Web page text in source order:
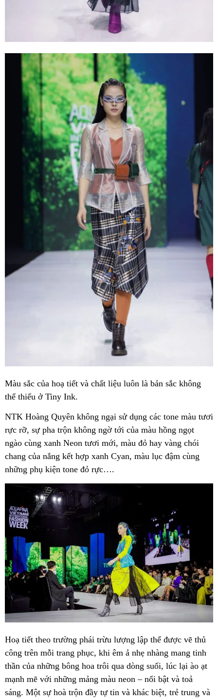
Màu sắc của hoạ tiết và chất liệu luôn là bản sắc không
thể thiếu ở Tiny Ink.
NTK Hoàng Quyên không ngại sử dụng các tone màu tươi
rực rỡ, sự pha trộn không ngờ tới của màu hồng ngọt
ngào cùng xanh Neon tươi mới, màu đỏ hay vàng chói
chang của nắng kết hợp xanh Cyan, màu lục đậm cùng
những phụ kiện tone đỏ rực….
Hoạ tiết theo trường phái trừu lượng lập thể được vẽ thủ
công trên mỗi trang phục, khi êm ả nhẹ nhàng mang tinh
thần của những bông hoa trôi qua dòng suối, lúc lại ào ạt
mạnh mẽ với những mảng màu neon – nổi bật và toả
sáng. Một sự hoà trộn đầy tự tin và khác biệt, trẻ trung và